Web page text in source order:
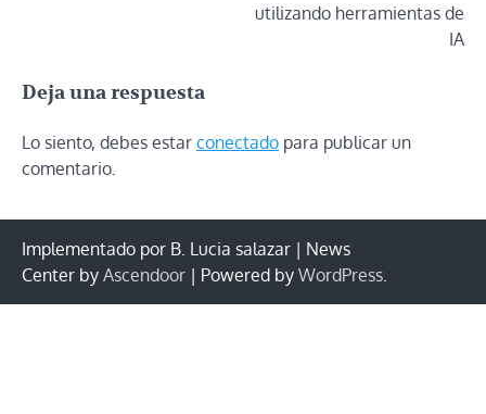
utilizando herramientas de
IA
Deja una respuesta
Lo siento, debes estar conectado para publicar un
comentario.
Implementado por B. Lucia salazar | News
Center by Ascendoor | Powered by WordPress.